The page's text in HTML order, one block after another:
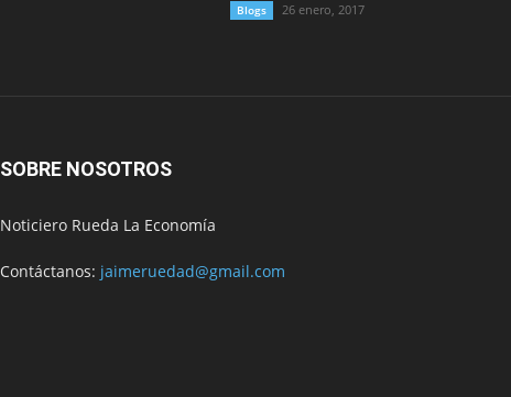
Blogs 26 enero, 2017
SOBRE NOSOTROS
Noticiero Rueda La Economía
Contáctanos: jaimeruedad@gmail.com